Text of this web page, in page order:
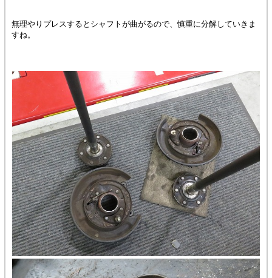
無理やりプレスするとシャフトが曲がるので、慎重に分解していきま
すね。